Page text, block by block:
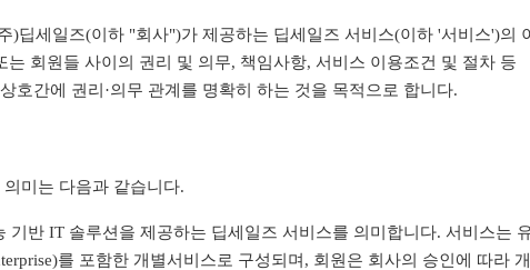
)딥세일즈(이하 "회사")가 제공하는 딥세일즈 서비스(이하 '서비스')의
는 회원들 사이의 권리 및 의무, 책임사항, 서비스 이용조건 및 절차 등
호간에 권리·의무 관계를 명확히 하는 것을 목적으로 합니다.
미는 다음과 같습니다.
기반 IT 솔루션을 제공하는 딥세일즈 서비스를 의미합니다. 서비스는
를 포함한 개별서비스로 구성되며, 회원은 회사의 승인에 따라